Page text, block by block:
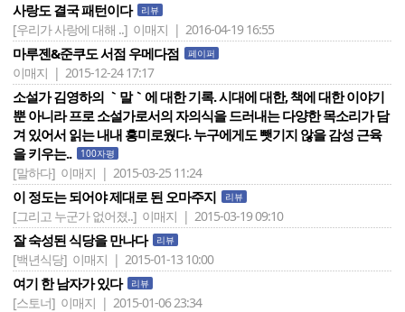
사랑도 결국 패턴이다 리뷰
[우리가 사랑에 대해 ..] 이매지 | 2016-04-19 16:55
마루젠&준쿠도 서점 우메다점 페이퍼
이매지 | 2015-12-24 17:17
소설가 김영하의 ｀말｀에 대한 기록. 시대에 대한, 책에 대한 이야기
뿐 아니라 프로 소설가로서의 자의식을 드러내는 다양한 목소리가 담
겨 있어서 읽는 내내 흥미로웠다. 누구에게도 뺏기지 않을 감성 근육
을 키우는..
100자평
[말하다] 이매지 | 2015-03-25 11:24
이 정도는 되어야 제대로 된 오마주지 리뷰
[그리고 누군가 없어졌..] 이매지 | 2015-03-19 09:10
잘 숙성된 식당을 만나다 리뷰
[백년식당] 이매지 | 2015-01-13 10:00
여기 한 남자가 있다 리뷰
[스토너] 이매지 | 2015-01-06 23:34